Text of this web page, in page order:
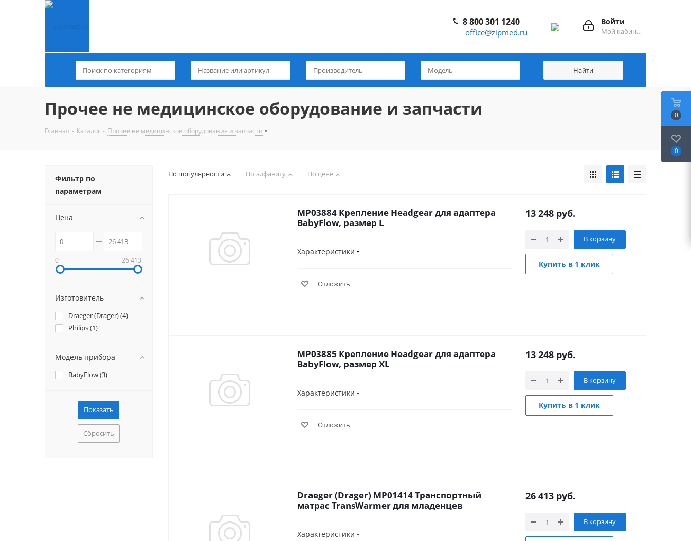
Войти
Мой кабинет
8 800 301 1240
office@zipmed.ru
Прочее не медицинское оборудование и запчасти
Главная - Каталог - Прочее не медицинское оборудование и запчасти
По популярности По алфавиту По цене
MP03884 Крепление Headgear для адаптера
BabyFlow, размер L
Характеристики
Отложить
13 248 руб.
В корзину
Купить в 1 клик
MP03885 Крепление Headgear для адаптера
BabyFlow, размер XL
Характеристики
Отложить
13 248 руб.
В корзину
Купить в 1 клик
Draeger (Drager) MP01414 Транспортный
матрас TransWarmer для младенцев
Характеристики
26 413 руб.
В корзину
Фильтр по
параметрам
Цена
0 26 413
Изготовитель
Draeger (Drager) (4)
Philips (1)
Модель прибора
BabyFlow (3)
Сбросить
0
0